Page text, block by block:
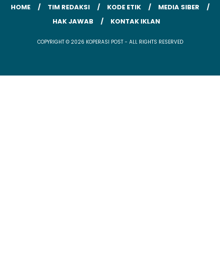
HOME TIM REDAKSI KODE ETIK
MEDIA SIBER
HAK JAWAB
KONTAK IKLAN
COPYRIGHT © 2026 KOPERASI POST - ALL RIGHTS RESERVED